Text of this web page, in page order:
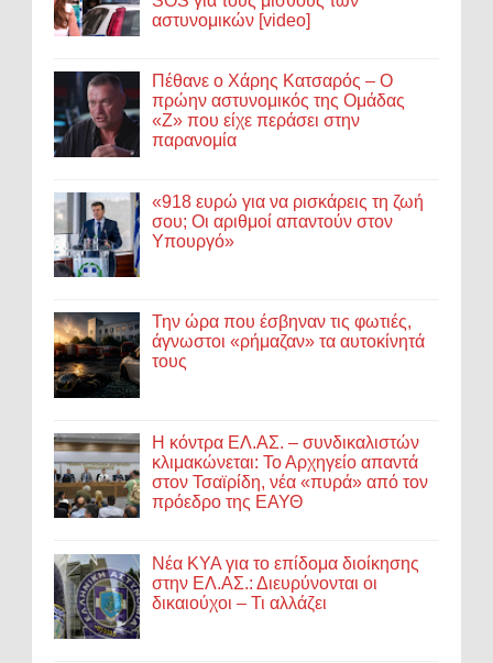
αστυνομικών [video]
Πέθανε ο Χάρης Κατσαρός – Ο
πρώην αστυνομικός της Ομάδας
«Ζ» που είχε περάσει στην
παρανομία
«918 ευρώ για να ρισκάρεις τη ζωή
σου; Οι αριθμοί απαντούν στον
Υπουργό»
Την ώρα που έσβηναν τις φωτιές,
άγνωστοι «ρήμαζαν» τα αυτοκίνητά
τους
Η κόντρα ΕΛ.ΑΣ. – συνδικαλιστών
κλιμακώνεται: Το Αρχηγείο απαντά
στον Τσαϊρίδη, νέα «πυρά» από τον
πρόεδρο της ΕΑΥΘ
Νέα ΚΥΑ για το επίδομα διοίκησης
στην ΕΛ.ΑΣ.: Διευρύνονται οι
δικαιούχοι – Τι αλλάζει